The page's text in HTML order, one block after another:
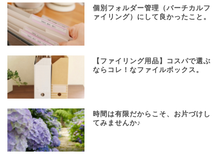
個別フォルダー管理（バーチカルフ
ァイリング）にして良かったこと。
【ファイリング用品】コスパで選ぶ
ならコレ！なファイルボックス。
時間は有限だからこそ、お片づけし
てみませんか♪